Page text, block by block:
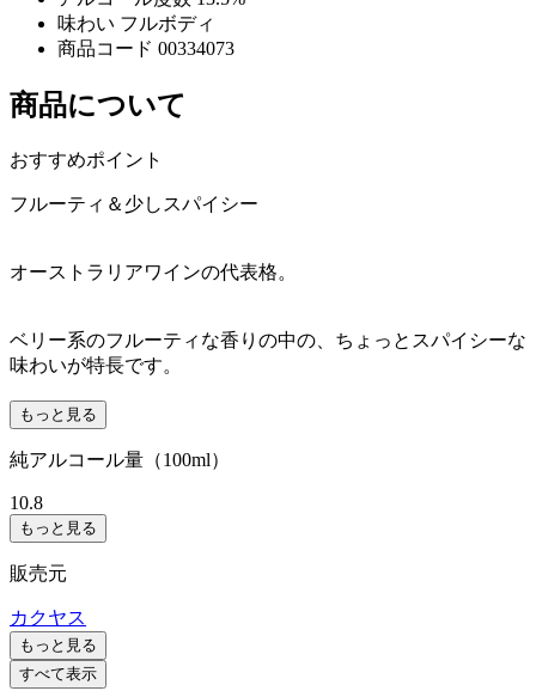
味わい フルボディ
商品コード 00334073
商品について
おすすめポイント
フルーティ＆少しスパイシー
オーストラリアワインの代表格。
ベリー系のフルーティな香りの中の、ちょっとスパイシーな
味わいが特長です。
もっと見る
純アルコール量（100ml）
10.8
もっと見る
販売元
カクヤス
もっと見る
すべて表示